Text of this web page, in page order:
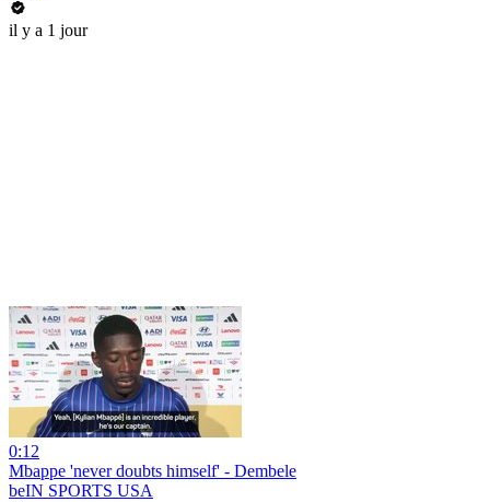
il y a 1 jour
0:12
Mbappe 'never doubts himself' - Dembele
beIN SPORTS USA